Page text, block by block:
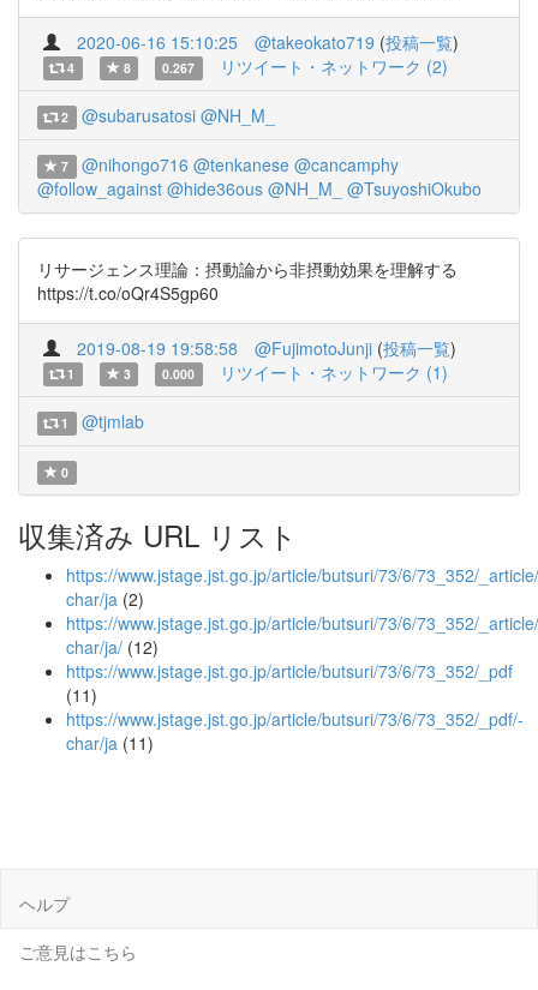
2020-06-16 15:10:25 @takeokato719 (投稿一覧)
4 8 0.267 リツイート・ネットワーク (2)
2 @subarusatosi @NH_M_
7 @nihongo716 @tenkanese @cancamphy
@follow_against @hide36ous @NH_M_ @TsuyoshiOkubo
リサージェンス理論：摂動論から非摂動効果を理解する
https://t.co/oQr4S5gp60
2019-08-19 19:58:58 @FujimotoJunji (投稿一覧)
1 3 0.000 リツイート・ネットワーク (1)
1 @tjmlab
0
収集済み URL リスト
https://www.jstage.jst.go.jp/article/butsuri/73/6/73_352/
char/ja (2)
https://www.jstage.jst.go.jp/article/butsuri/73/6/73_352/
char/ja/ (12)
https://www.jstage.jst.go.jp/article/butsuri/73/6/73_352/_pdf
(11)
https://www.jstage.jst.go.jp/article/butsuri/73/6/73_352/_pdf/-
char/ja (11)
ヘルプ
ご意見はこちら